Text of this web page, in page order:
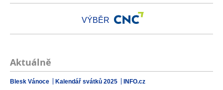
VÝBĚR
Aktuálně
Blesk Vánoce Kalendář svátků 2025 INFO.cz